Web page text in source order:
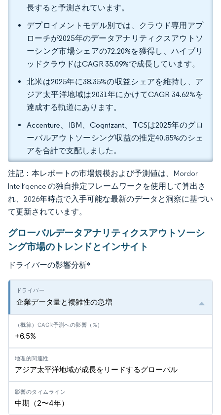
長すると予測されています。
デプロイメントモデル別では、クラウド専用アプ
ローチが2025年のデータアナリティクスアウトソ
ーシング市場シェアの72.20%を獲得し、ハイブリ
ッドクラウドはCAGR 35.09%で成長しています。
北米は2025年に38.35%の収益シェアを維持し、ア
ジア太平洋地域は2031年にかけてCAGR 34.62%を
達成する軌道にあります。
Accenture、IBM、Cognizant、TCSは2025年のグロ
ーバルアウトソーシング収益の推定40.85%のシェ
アを合計で支配しました。
注記：本レポートの市場規模および予測値は、Mordor
Intelligence の独自推定フレームワークを使用して算出さ
れ、2026年時点で入手可能な最新のデータと洞察に基づい
て更新されています。
グローバルデータアナリティクスアウトソーシ
ング市場のトレンドとインサイト
ドライバーの影響分析*
企業データ量と複雑性の急増
+6.5%
アジア太平洋地域が成長をリードするグローバル
中期（2〜4年）